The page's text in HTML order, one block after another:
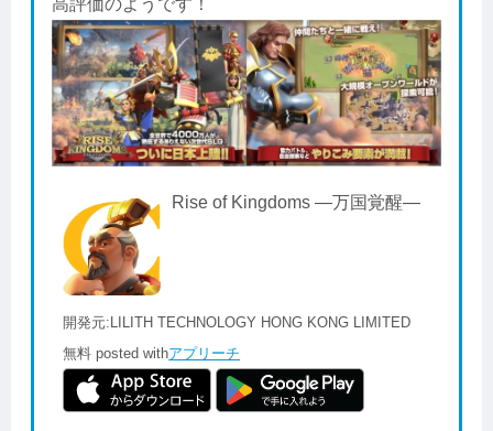
高評価のようです！
Rise of Kingdoms ―万国覚醒―
開発元: LILITH TECHNOLOGY HONG KONG LIMITED
無料 posted withアプリーチ